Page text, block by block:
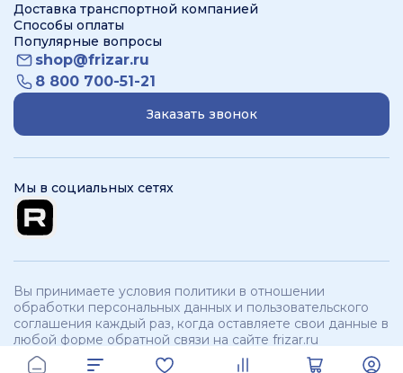
Доставка транспортной компанией
Способы оплаты
Популярные вопросы
shop@frizar.ru
8 800 700-51-21
Заказать звонок
Мы в социальных сетях
Вы принимаете условия политики в отношении
обработки персональных данных и пользовательского
соглашения каждый раз, когда оставляете свои данные в
любой форме обратной связи на сайте frizar.ru
ООО «Фризар». ИНН 3250534321 КПП 325701001 © 2012 -